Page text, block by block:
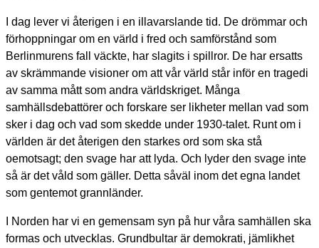
I dag lever vi återigen i en illavarslande tid. De drömmar och
förhoppningar om en värld i fred och samförstånd som
Berlinmurens fall väckte, har slagits i spillror. De har ersatts
av skrämmande visioner om att vår värld står inför en tragedi
av samma mått som andra världskriget. Många
samhällsdebattörer och forskare ser likheter mellan vad som
sker i dag och vad som skedde under 1930-talet. Runt om i
världen är det återigen den starkes ord som ska stå
oemotsagt; den svage har att lyda. Och lyder den svage inte
så är det våld som gäller. Detta såväl inom det egna landet
som gentemot grannländer.
I Norden har vi en gemensam syn på hur våra samhällen ska
formas och utvecklas. Grundbultar är demokrati, jämlikhet